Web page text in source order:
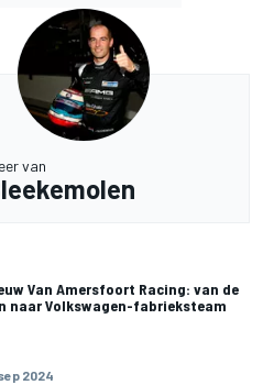
van
Van Amersfoort Racing: van de
naar Volkswagen-fabrieksteam
2024